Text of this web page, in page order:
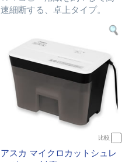
速細断する、卓上タイプ。
比較
アスカ マイクロカットシュレ